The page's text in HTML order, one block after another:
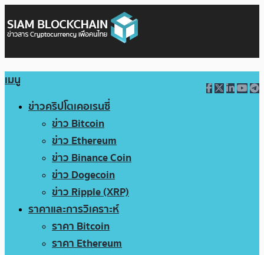
เมนู
ข่าวคริปโตเคอเรนซี่
ข่าว Bitcoin
ข่าว Ethereum
ข่าว Binance Coin
ข่าว Dogecoin
ข่าว Ripple (XRP)
ราคาและการวิเคราะห์
ราคา Bitcoin
ราคา Ethereum